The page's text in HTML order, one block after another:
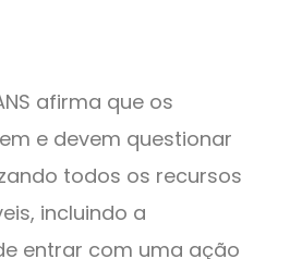
afirma que os
e devem questionar
todos os recursos
incluindo a
entrar com uma ação